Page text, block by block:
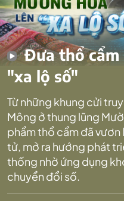
Đưa thổ cẩm
"xa lộ số"
Từ những khung cửi
Mông ở thung lũng
phẩm thổ cẩm đã
tử, mở ra hướng phát
thống nhờ ứng dụng
chuyển đổi số.